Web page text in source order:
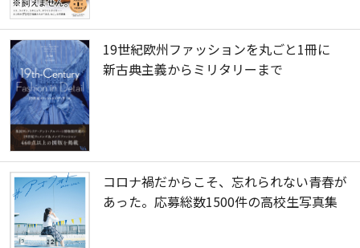
19世紀欧州ファッションを丸ごと1冊に
新古典主義からミリタリーまで
コロナ禍だからこそ、忘れられない青春が
あった。応募総数1500件の高校生写真集